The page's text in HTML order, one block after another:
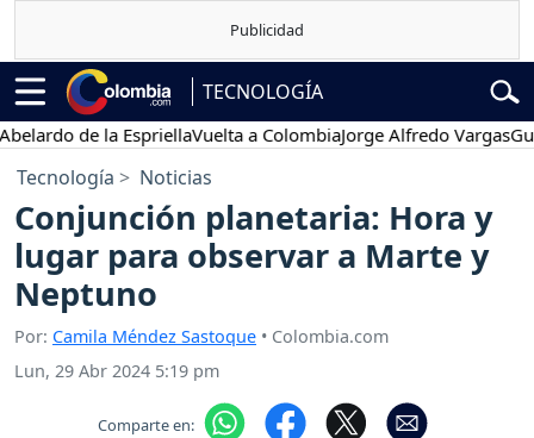
TECNOLOGÍA
de la EspriellaVuelta a ColombiaJorge Alfredo Vargas
Tecnología Noticias
Conjunción planetaria: Hora y
lugar para observar a Marte y
Neptuno
Por: Camila Méndez Sastoque • Colombia.com
Lun, 29 Abr 2024 5:19 pm
Comparte en: